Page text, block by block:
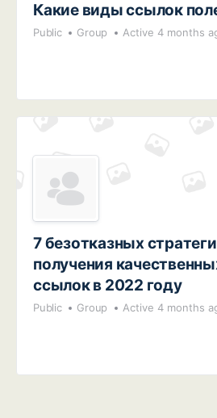
Какие виды ссылок
Public Group Active 4 months
7 безотказных
получения
ссылок в 2022 году
Public Group Active 4 months